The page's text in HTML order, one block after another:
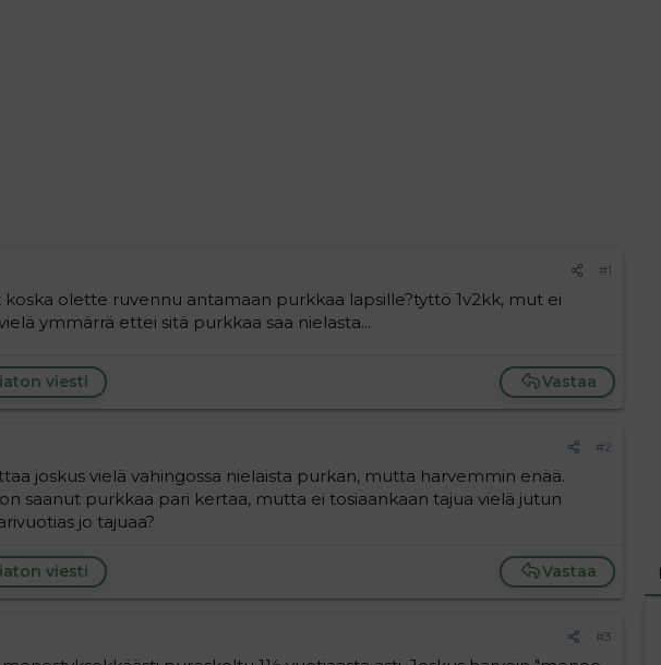
#1
koska olette ruvennu antamaan purkkaa lapsille?tyttö 1v2kk, mut ei
ymmärrä ettei sitä purkkaa saa nielasta...
Vastaa
viesti
#2
joskus vielä vahingossa nielaista purkan, mutta harvemmin enää.
saanut purkkaa pari kertaa, mutta ei tosiaankaan tajua vielä jutun
jo tajuaa?
Vastaa
viesti
#3